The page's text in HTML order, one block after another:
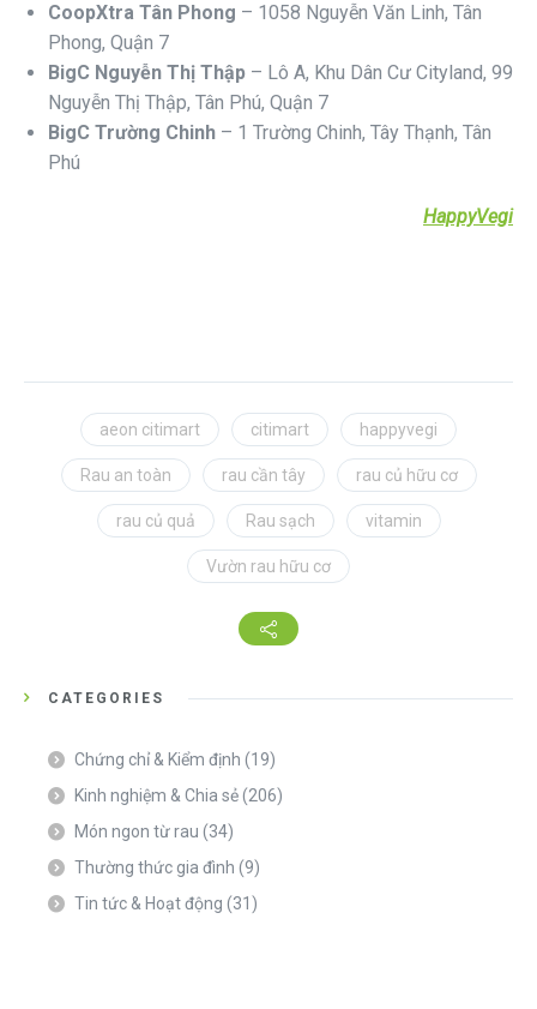
CoopXtra Tân Phong – 1058 Nguyễn Văn Linh, Tân
Phong, Quận 7
BigC Nguyễn Thị Thập – Lô A, Khu Dân Cư Cityland, 99
Nguyễn Thị Thập, Tân Phú, Quận 7
BigC Trường Chinh – 1 Trường Chinh, Tây Thạnh, Tân
Phú
HappyVegi
aeon citimart citimart happyvegi
Rau an toàn rau cần tây rau củ hữu cơ
rau củ quả Rau sạch vitamin
Vườn rau hữu cơ
CATEGORIES
Chứng chỉ & Kiểm định (19)
Kinh nghiệm & Chia sẻ(206)
Món ngon từ rau (34)
Thường thức gia đình (9)
Tin tức & Hoạt động (31)